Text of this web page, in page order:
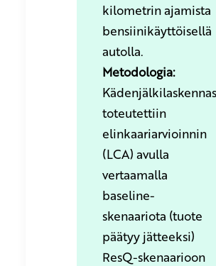
kilometrin ajamista
bensiinikäyttöisellä
autolla.
Metodologia:
toteutettiin
elinkaariarvioinnin
(LCA) avulla
vertaamalla
baseline-
skenaariota (tuote
päätyy jätteeksi)
ResQ-skenaarioon